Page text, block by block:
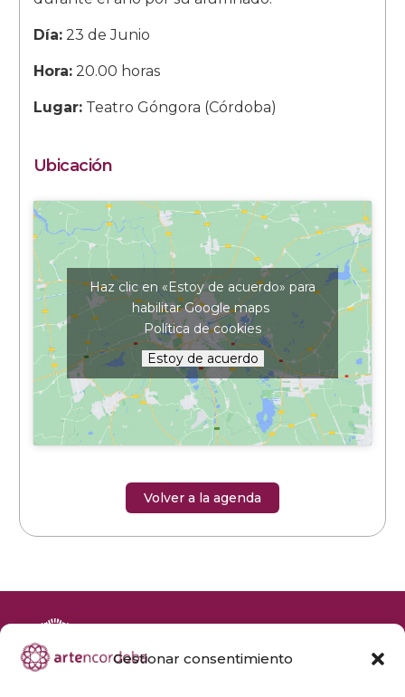
Gestionar consentimiento
Día:23 de Junio
Hora:20.00 horas
Lugar:Teatro Góngora (Córdoba)
Ubicación
Haz clic en «Estoy de acuerdo» para
habilitar Google maps
Política de cookies
Estoy de acuerdo
Volver a la agenda